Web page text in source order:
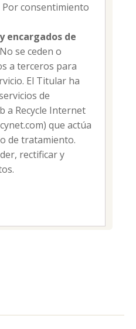
Por consentimiento
encargados de
No se ceden o
a terceros para
El Titular ha
de
a Recycle Internet
que actúa
de tratamiento.
rectificar y